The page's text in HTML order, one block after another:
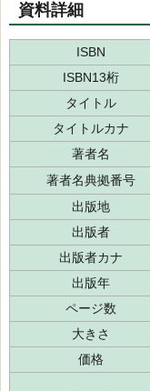
資料詳細
ISBN
ISBN13桁
タイトル
タイトルカナ
著者名
著者名典拠番号
出版地
出版者
出版者カナ
出版年
ページ数
大きさ
価格